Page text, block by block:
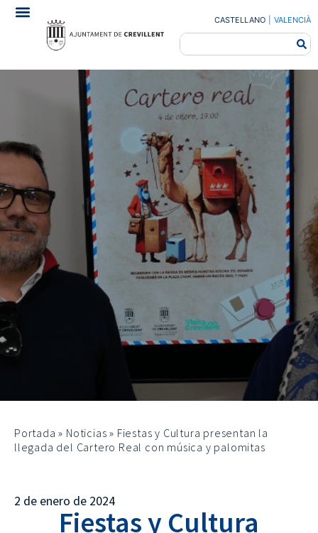
CASTELLANO VALENCIÀ
Portada » Noticias » Fiestas y Cultura presentan la
llegada del Cartero Real con música y palomitas
2 de enero de 2024
Fiestas y Cultura